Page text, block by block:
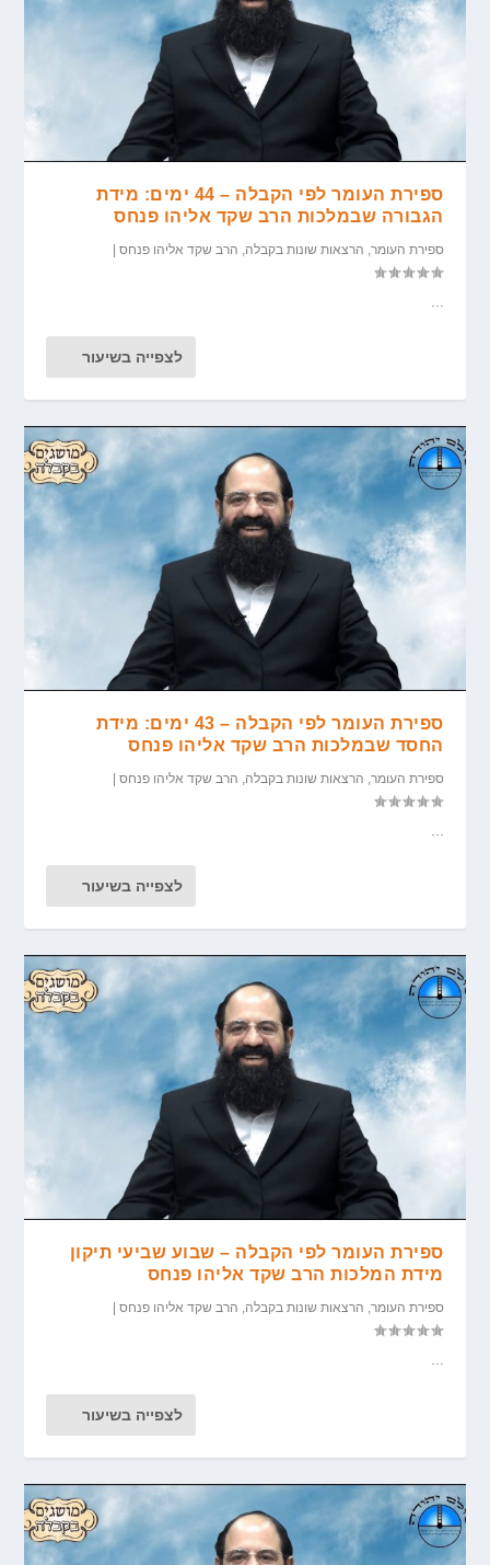
ספירת העומר לפי הקבלה – 44 ימים: מידת
הגבורה שבמלכות הרב שקד אליהו פנחס
ספירת העומר, הרצאות שונות בקבלה, הרב שקד אליהו פנחס
...
לצפייה בשיעור
ספירת העומר לפי הקבלה – 43 ימים: מידת
החסד שבמלכות הרב שקד אליהו פנחס
ספירת העומר, הרצאות שונות בקבלה, הרב שקד אליהו פנחס
לצפייה בשיעור
ספירת העומר לפי הקבלה – שבוע שביעי תיקון
מידת המלכות הרב שקד אליהו פנחס
ספירת העומר, הרצאות שונות בקבלה, הרב שקד אליהו פנחס |
לצפייה בשיעור